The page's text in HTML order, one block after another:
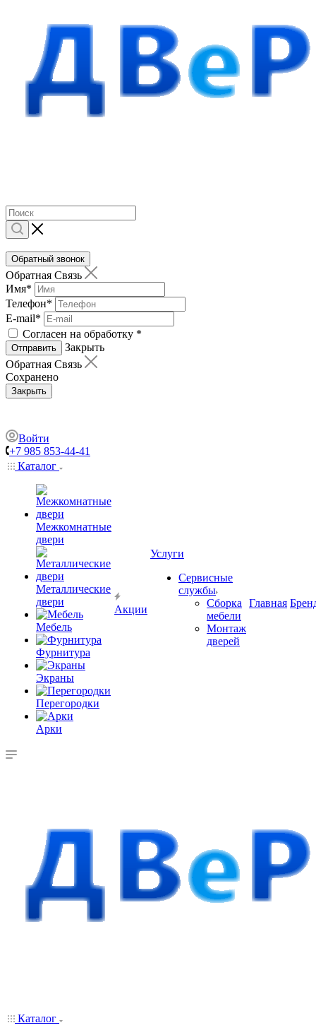
Обратный звонок
Обратная Связь
Имя*
Телефон*
E-mail*
Согласен на обработку *
Отправить
Закрыть
Обратная Связь
Сохранено
Закрыть
Войти
+7 985 853-44-41
Каталог
Межкомнатные
двери
Металлические
двери
Мебель
Фурнитура
Экраны
Перегородки
Арки
Акции
Услуги
Сервисные
службы
Сборка
мебели
Монтаж
дверей
Главная
Каталог